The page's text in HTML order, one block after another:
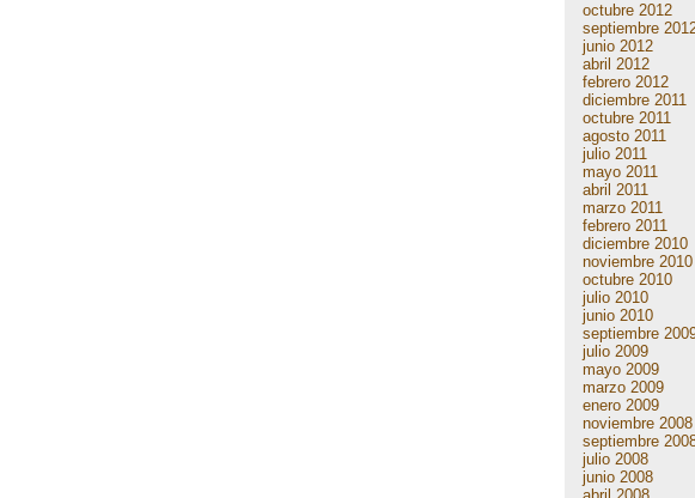
octubre 2012
septiembre
junio 2012
abril 2012
febrero 2012
diciembre 2011
octubre 2011
agosto 2011
julio 2011
mayo 2011
abril 2011
marzo 2011
febrero 2011
diciembre 2010
noviembre 2010
octubre 2010
julio 2010
junio 2010
septiembre
julio 2009
mayo 2009
marzo 2009
enero 2009
noviembre 2008
septiembre
julio 2008
junio 2008
abril 2008